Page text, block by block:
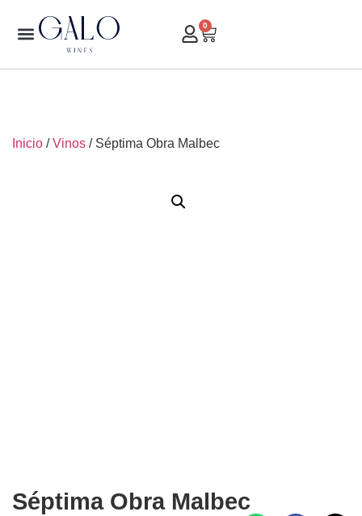
0
Inicio /Vinos / Séptima Obra Malbec
Séptima Obra Malbec